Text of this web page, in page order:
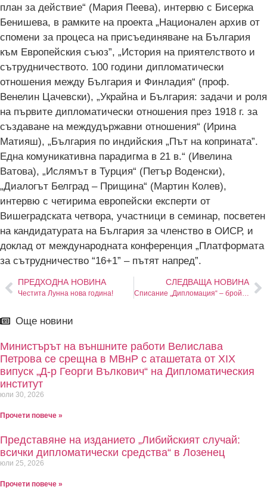
план за действие“ (Мария Пеева), интервю с Бисерка
Бенишева, в рамките на проекта „Национален архив от
спомени за процеса на присъединяване на България
към Европейския съюз”, „История на приятелството и
сътрудничеството. 100 години дипломатически
отношения между България и Финладия“ (проф.
Венелин Цачевски), „Украйна и България: задачи и роля
на първите дипломатически отношения през 1918 г. за
създаване на междудържавни отношения“ (Ирина
Матияш), „България по индийския „Път на коприната”.
Една комуникативна парадигма в 21 в.“ (Ивелина
Ватова), „Ислямът в Турция“ (Петър Воденски),
„Диалогът Белград – Прищина“ (Мартин Колев),
интервю с четирима европейски експерти от
Вишеградската четвора, участници в семинар, посветен
на кандидатурата на България за членство в ОИСР, и
доклад от международната конференция „Платформата
за сътрудничество “16+1” – пътят напред”.
ПРЕДХОДНА НОВИНА
Честита Лунна нова година!
СЛЕДВАЩА НОВИНА
Списание „Дипломация“ – брой 23
Още новини
Министърът на външните работи Велислава
Петрова се срещна в МВнР с аташетата от XIX
випуск „Д-р Георги Вълкович“ на Дипломатическия
институт
юли 30, 2026
Прочети повече »
Представяне на изданието „Либийският случай:
всички дипломатически средства“ в Лозенец
юли 25, 2026
Прочети повече »